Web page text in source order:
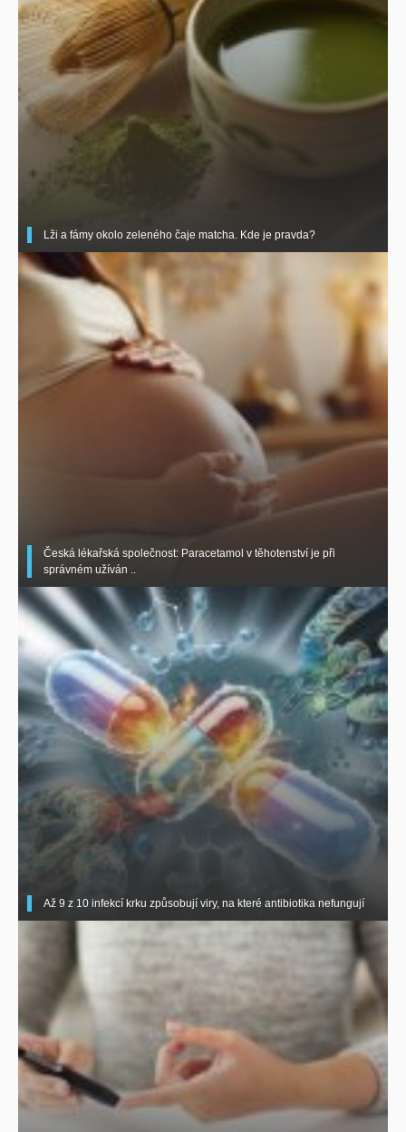
Lži a fámy okolo zeleného čaje matcha. Kde je pravda?
Česká lékařská společnost: Paracetamol v těhotenství je při
správném užíván ..
Až 9 z 10 infekcí krku způsobují viry, na které antibiotika nefungují